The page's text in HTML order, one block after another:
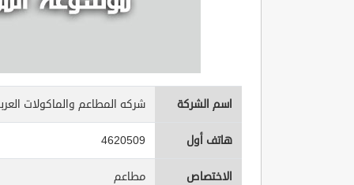
اسم الشركة شركه المطاعم والماكولات
هاتف أول 4620509
الاختصاص مطاعم